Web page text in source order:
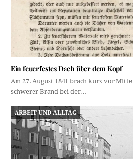
Ein feuerfestes Dach über dem Kopf
Am 27. August 1841 brach kurz vor
schwerer Brand bei der…
ARBEIT UND ALLTAG